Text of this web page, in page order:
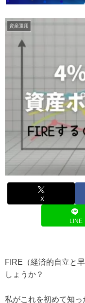
資産運用
X
LINE
FIRE（経済的自立と
しょうか？
私がこれを初めて知っ